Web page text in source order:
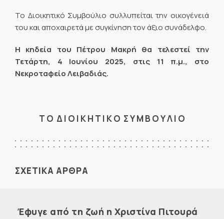
Το Διοικητικό Συμβούλιο συλλυπείται την οικογένειά
του και αποχαιρετά με συγκίνηση τον άξιο συνάδελφο.
Η κηδεία του Πέτρου Μακρή θα τελεστεί την
Τετάρτη, 4 Ιουνίου 2025, στις 11 π.μ., στο
Νεκροταφείο Λειβαδιάς.
Τ Ο Δ Ι Ο Ι Κ Η Τ Ι Κ Ο Σ Υ Μ Β Ο Υ Λ Ι Ο
ΣΧΕΤΙΚΑ ΑΡΘΡΑ
Έφυγε από τη ζωή η Χριστίνα Πιτουρά